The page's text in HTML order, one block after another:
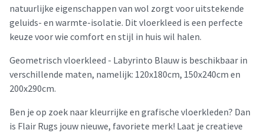
natuurlijke eigenschappen van wol zorgt voor uitstekende
geluids- en warmte-isolatie. Dit vloerkleed is een perfecte
keuze voor wie comfort en stijl in huis wil halen.
Geometrisch vloerkleed - Labyrinto Blauw is beschikbaar in
verschillende maten, namelijk: 120x180cm, 150x240cm en
200x290cm.
Ben je op zoek naar kleurrijke en grafische vloerkleden? Dan
is Flair Rugs jouw nieuwe, favoriete merk! Laat je creatieve